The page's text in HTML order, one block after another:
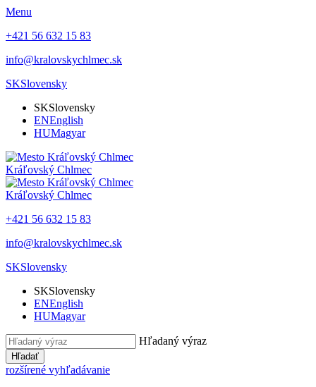
Menu
+421 56 632 15 83
info@kralovskychlmec.sk
SKSlovensky
SKSlovensky
ENEnglish
HUMagyar
Kráľovský Chlmec
Kráľovský Chlmec
+421 56 632 15 83
info@kralovskychlmec.sk
SKSlovensky
SKSlovensky
ENEnglish
HUMagyar
Hľadaný výraz
Hľadať
rozšírené vyhľadávanie